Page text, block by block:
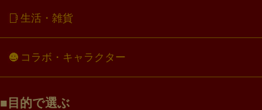
生活・雑貨
コラボ・キャラクター
目的で選ぶ